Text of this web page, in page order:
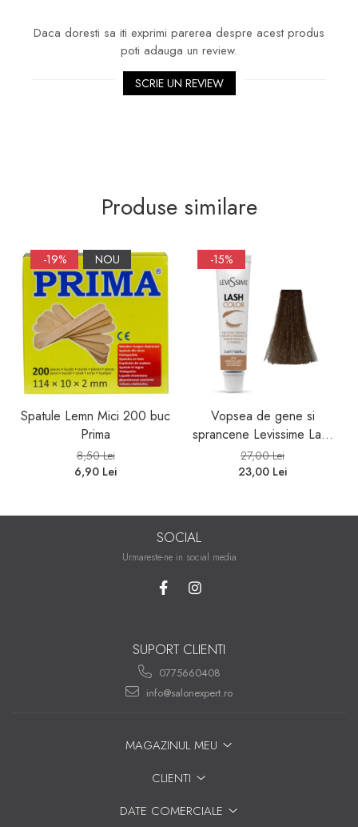
Daca doresti sa iti exprimi parerea despre acest produs
poti adauga un review.
SCRIE UN REVIEW
Produse similare
-19% NOU
Spatule Lemn Mici 200 buc
Prima
8,50 Lei
6,90 Lei
-15%
Vopsea de gene si
sprancene Levissime Lash
Color 7-7 Maro Deschis
15ml
27,00 Lei
23,00 Lei
SOCIAL
Urmareste-ne in social media
SUPORT CLIENTI
0775660408
info@salonexpert.ro
MAGAZINUL MEU
CLIENTI
DATE COMERCIALE